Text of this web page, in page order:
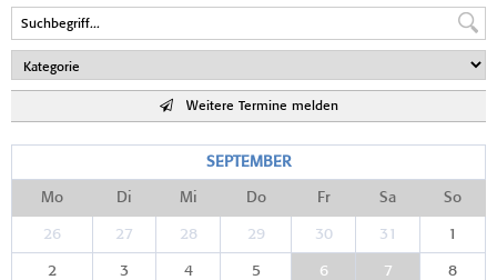
Weitere Termine melden
SEPTEMBER
Mo Di Mi Do Fr Sa So
26 27 28 29 30 31 1
2 3 4 5 6 7 8